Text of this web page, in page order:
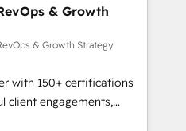
de méthodologie RevOps
commerciales et
synchronisation API,
les visiteurs en
(SEO, SEA,
& Growth
& Growth Strategy
with 150+ certifications
client engagements,
into